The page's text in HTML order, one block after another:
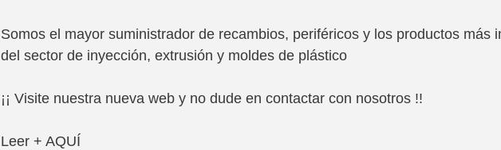
Somos el mayor suministrador de recambios, periféricos y los productos más
del sector de inyección, extrusión y moldes de plástico
¡¡ Visite nuestra nueva web y no dude en contactar con nosotros !!
Leer + AQUÍ